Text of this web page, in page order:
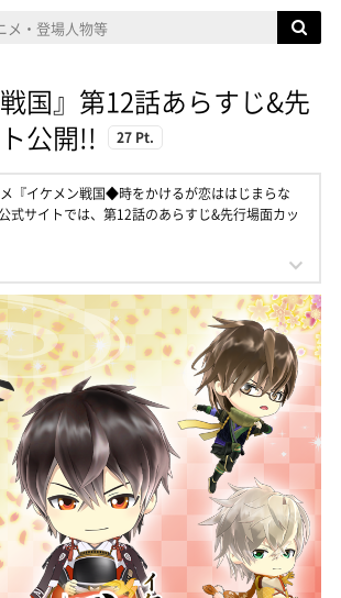
戦国』第12話あらすじ&先
公開!!
27 Pt.
『イケメン戦国◆時をかけるが恋ははじまらな
式サイトでは、第12話のあらすじ&先行場面カッ